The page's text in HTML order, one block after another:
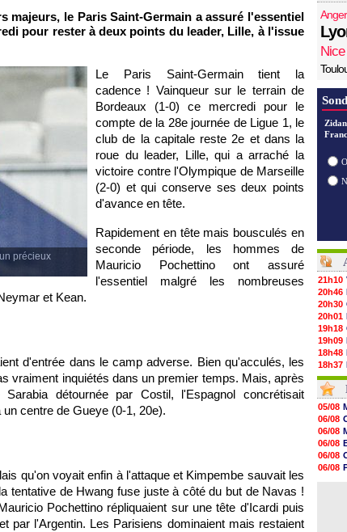
majeurs, le Paris Saint-Germain a assuré l'essentiel
pour rester à deux points du leader, Lille, à l'issue
précieux
Le Paris Saint-Germain tient la
cadence ! Vainqueur sur le terrain de
Bordeaux (1-0) ce mercredi pour le
compte de la 28e journée de Ligue 1, le
club de la capitale reste 2e et dans la
roue du leader, Lille, qui a arraché la
victoire contre l'Olympique de Marseille
(2-0) et qui conserve ses deux points
d'avance en tête.
Rapidement en tête mais bousculés en
seconde période, les hommes de
Mauricio Pochettino ont assuré
l'essentiel malgré les nombreuses
et Kean.
d'entrée dans le camp adverse. Bien qu'acculés, les
vraiment inquiétés dans un premier temps. Mais, après
détournée par Costil, l'Espagnol concrétisait
centre de Gueye (0-1, 20e).
qu'on voyait enfin à l'attaque et Kimpembe sauvait les
tentative de Hwang fuse juste à côté du but de Navas !
Pochettino répliquaient sur une tête d'Icardi puis
par l'Argentin. Les Parisiens dominaient mais restaient
Nice
21h10
20h46
20h30
20h01
19h18
19h09
18h48
18h37
18h29
17h58
17h46
17h32
17h16
16h59
16h37
16h33
16h27
05/08
06/08
06/08
06/08
06/08
06/08